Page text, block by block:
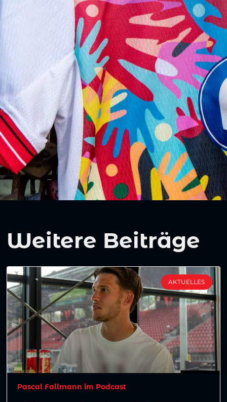
Weitere Beiträge
AKTUELLES
Pascal Fallmann im Podcast